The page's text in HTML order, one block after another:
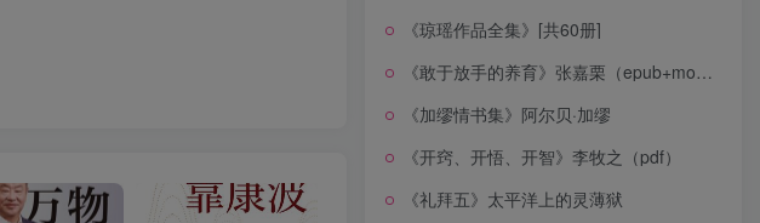
《琼瑶作品全集》[共60册]
《敢于放手的养育》张嘉栗（epub+mobi+azw3+pdf）
《加缪情书集》阿尔贝·加缪
《开窍、开悟、开智》李牧之（pdf）
《礼拜五》太平洋上的灵薄狱